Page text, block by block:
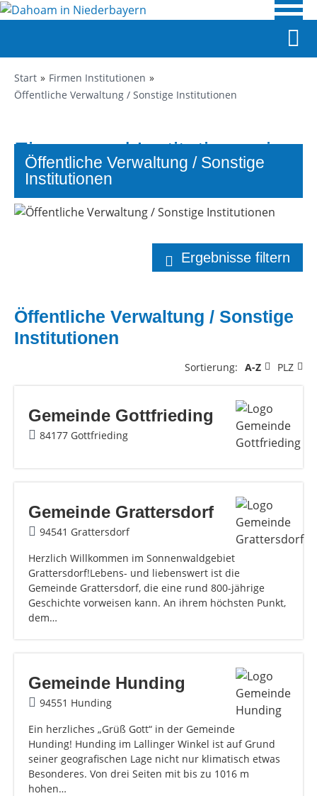
Start
Firmen Institutionen
Öffentliche Verwaltung / Sonstige Institutionen
Firmen und Institutionen in
Niederbayern
Öffentliche Verwaltung / Sonstige
Institutionen
Ergebnisse filtern
Öffentliche Verwaltung / Sonstige
Institutionen
Sortierung: A-Z PLZ
Gemeinde Gottfrieding
84177 Gottfrieding
Gemeinde Grattersdorf
94541 Grattersdorf
Herzlich Willkommen im Sonnenwaldgebiet
Grattersdorf!Lebens- und liebenswert ist die
Gemeinde Grattersdorf, die eine rund 800-jährige
Geschichte vorweisen kann. An ihrem höchsten Punkt,
dem…
Gemeinde Hunding
94551 Hunding
Ein herzliches „Grüß Gott“ in der Gemeinde
Hunding! Hunding im Lallinger Winkel ist auf Grund
seiner geografischen Lage nicht nur klimatisch etwas
Besonderes. Von drei Seiten mit bis zu 1016 m
hohen…